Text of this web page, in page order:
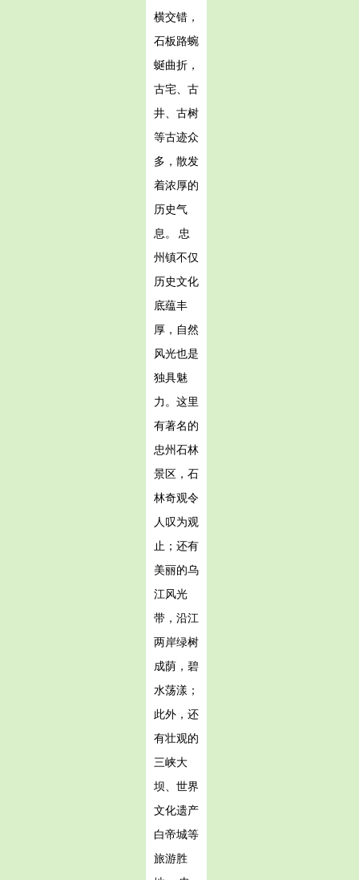
横交错，
石板路蜿
蜒曲折，
古宅、古
井、古树
等古迹众
多，散发
着浓厚的
历史气
息。 忠
州镇不仅
历史文化
底蕴丰
厚，自然
风光也是
独具魅
力。这里
有著名的
忠州石林
景区，石
林奇观令
人叹为观
止；还有
美丽的乌
江风光
带，沿江
两岸绿树
成荫，碧
水荡漾；
此外，还
有壮观的
三峡大
坝、世界
文化遗产
白帝城等
旅游胜